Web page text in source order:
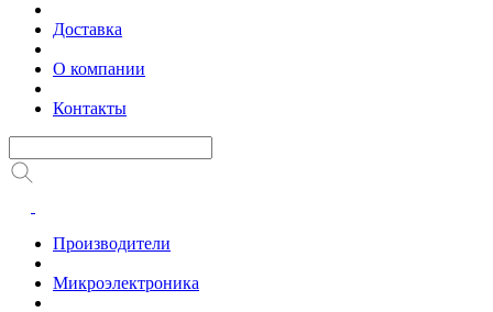
Доставка
О компании
Контакты
Производители
Микроэлектроника